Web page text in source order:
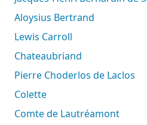
Aloysius Bertrand
Lewis Carroll
Chateaubriand
Pierre Choderlos de Laclos
Colette
Comte de Lautréamont